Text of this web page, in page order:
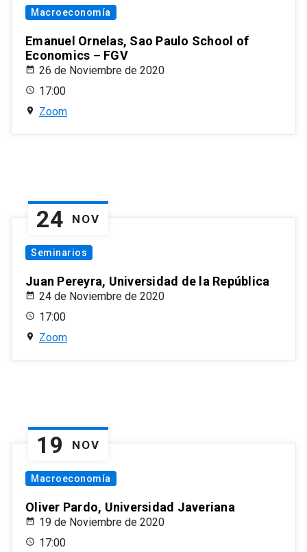
Macroeconomía
Emanuel Ornelas, Sao Paulo School of
Economics – FGV
26 de Noviembre de 2020
17:00
Zoom
24 NOV
Seminarios
Juan Pereyra, Universidad de la República
24 de Noviembre de 2020
17:00
Zoom
19 NOV
Macroeconomía
Oliver Pardo, Universidad Javeriana
19 de Noviembre de 2020
17:00